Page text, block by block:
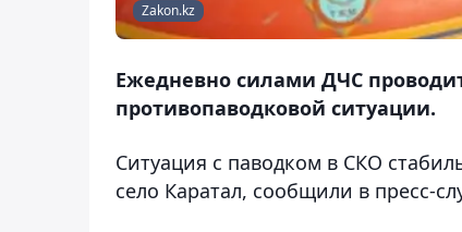
Zakon.kz
Ежедневно силами ДЧС
противопаводковой ситуации.
Ситуация с паводком в СКО
село Каратал, сообщили в пресс-